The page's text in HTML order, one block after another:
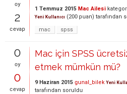
oy
2
cevap
1 Temmuz 2015 Mac Ailesi
Yeni Kullanıcı (200 puan) tarafından
mac
spss
0
oy
0
cevap
Mac için SPSS
etmek mümkün mü?
9 Haziran 2015 gunal_bilek Yeni
tarafından soruldu